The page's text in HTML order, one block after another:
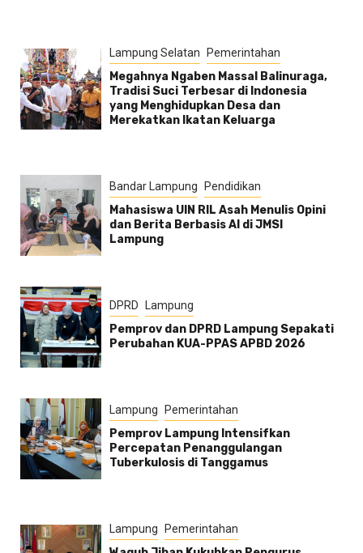
Lampung Selatan Pemerintahan
Megahnya Ngaben Massal Balinuraga,
Tradisi Suci Terbesar di Indonesia
yang Menghidupkan Desa dan
Merekatkan Ikatan Keluarga
Bandar Lampung Pendidikan
Mahasiswa UIN RIL Asah Menulis Opini
dan Berita Berbasis AI di JMSI
Lampung
DPRD Lampung
Pemprov dan DPRD Lampung Sepakati
Perubahan KUA-PPAS APBD 2026
Lampung Pemerintahan
Pemprov Lampung Intensifkan
Percepatan Penanggulangan
Tuberkulosis di Tanggamus
Lampung Pemerintahan